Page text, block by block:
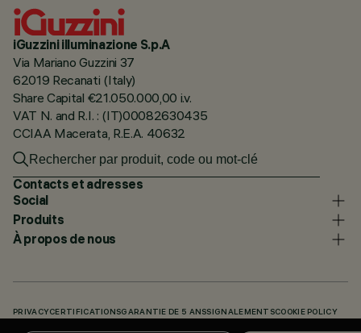
iGuzzini illuminazione S.p.A
Via Mariano Guzzini 37
62019 Recanati (Italy)
Share Capital €21.050.000,00 i.v.
VAT N. and R.I. : (IT)00082630435
CCIAA Macerata, R.E.A. 40632
Contacts et adresses
Social
Produits
À propos de nous
PRIVACY CERTIFICATIONSGARANTIE DE 5 ANSSIGNALEMENTSCOOKIE POLICY